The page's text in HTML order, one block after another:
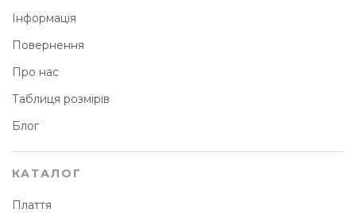
Інформація
Повернення
Про нас
Таблиця розмірів
Блог
КАТАЛОГ
Плаття